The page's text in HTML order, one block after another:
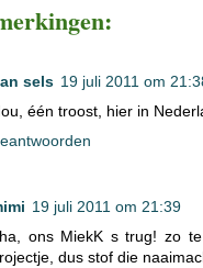
sels 19 juli 2011 om
één troost, hier in
19 juli 2011 om 21:39
ons MiekK s trug! zo
dus stof die